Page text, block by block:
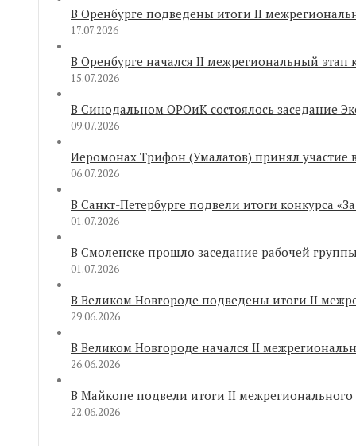
В Оренбурге подведены итоги II
17.07.2026
В Оренбурге начался II межрегиональный этап
15.07.2026
В Синодальном ОРОиК состоялось заседание
09.07.2026
Иеромонах Трифон (Умалатов) принял участие
06.07.2026
В Санкт-Петербурге подвели итоги конкурса
01.07.2026
В Смоленске прошло заседание рабочей
01.07.2026
В Великом Новгороде подведены итоги II
29.06.2026
В Великом Новгороде начался II
26.06.2026
В Майкопе подвели итоги II межрегионального
22.06.2026